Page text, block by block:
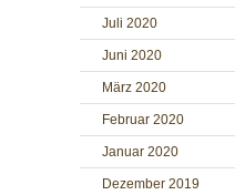
Juli 2020
Juni 2020
März 2020
Februar 2020
Januar 2020
Dezember 2019